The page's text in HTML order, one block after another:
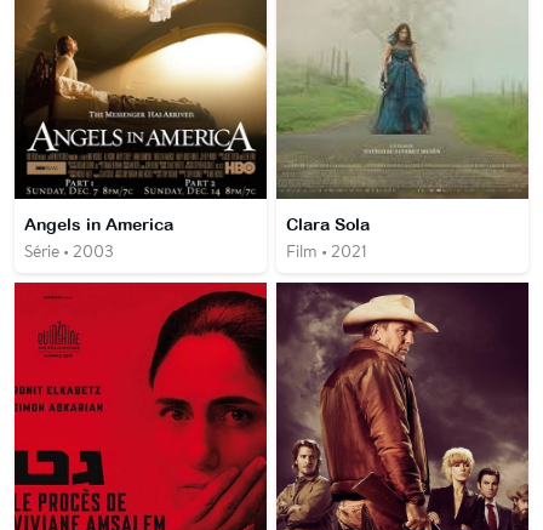
Angels in America
Série • 2003
Clara Sola
Film • 2021